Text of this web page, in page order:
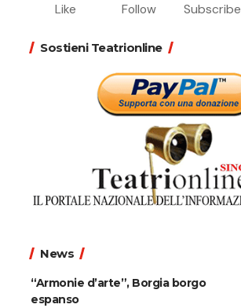
Like Follow Subscribe
Sostieni Teatrionline
News
“Armonie d’arte”, Borgia borgo
espanso